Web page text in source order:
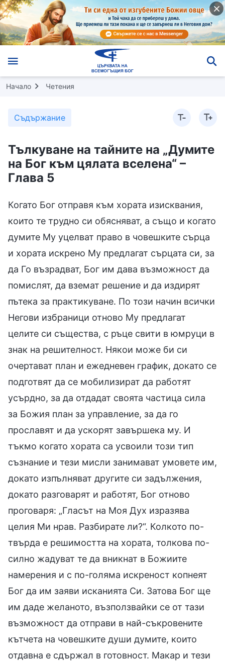
Начало Четения
Съдържание
Тълкуване на тайните на „Думите
на Бог към цялата вселена“ –
Глава 5
Когато Бог отправя към хората изисквания,
които те трудно си обясняват, а също и когато
думите Му уцелват право в човешките сърца
и хората искрено Му предлагат сърцата си, за
да Го възрадват, Бог им дава възможност да
помислят, да вземат решение и да издирят
пътека за практикуване. По този начин всички
Негови избраници отново Му предлагат
целите си същества, с ръце свити в юмруци в
знак на решителност. Някои може би си
очертават план и ежедневен график, докато се
подготвят да се мобилизират да работят
усърдно, за да отдадат своята частица сила
за Божия план за управление, за да го
прославят и да ускорят завършека му. И
тъкмо когато хората са усвоили този тип
съзнание и тези мисли занимават умовете им,
докато изпълняват другите си задължения,
докато разговарят и работят, Бог отново
проговаря: „Гласът на Моя Дух изразява
целия Ми нрав. Разбирате ли?“. Колкото по-
твърда е решимостта на хората, толкова по-
силно жадуват те да вникнат в Божиите
намерения и с по-голяма искреност копнеят
Бог да им заяви исканията Си. Затова Бог ще
им даде желаното, възползвайки се от тази
възможност да отправи в най-съкровените
кътчета на човешките души думите, които
отдавна е сдържал в готовност. Макар и тези